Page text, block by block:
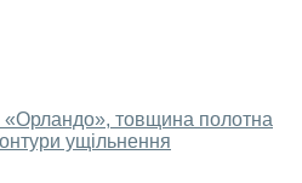
та вхідних
вибрати металеві
«Орландо», товщина полотна
ущільнення